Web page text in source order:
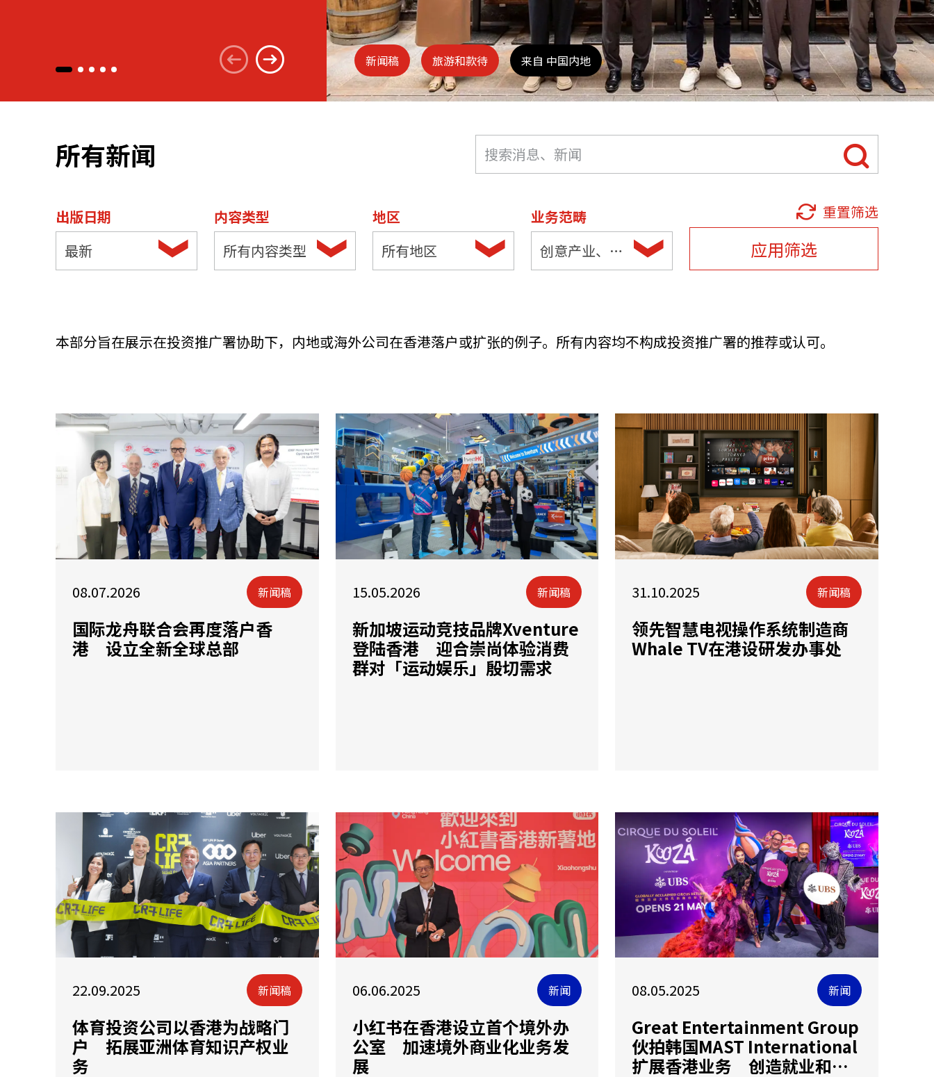
推荐表格 其他语文内容 招聘
关联网站
新闻稿 旅游和款待 来自 中国内地
所有新闻
出版日期
最新
内容类型
所有内容类型
地区
所有地区
业务范畴
创意产业、体育及娱乐
重置筛选
应用筛选
本部分旨在展示在投资推广署协助下，内地或海外公司在香港落户或扩张的例子。所有内容均不构成投资推广署的推荐或认可。
08.07.2026 新闻稿
国际龙舟联合会再度落户香
港 设立全新全球总部
15.05.2026 新闻稿
新加坡运动竞技品牌Xventure
登陆香港 迎合崇尚体验消费
群对「运动娱乐」殷切需求
31.10.2025 新闻稿
领先智慧电视操作系统制造商
Whale TV在港设研发办事处
22.09.2025 新闻稿
体育投资公司以香港为战略门
户 拓展亚洲体育知识产权业
务
06.06.2025 新闻
小红书在香港设立首个境外办
公室 加速境外商业化业务发
展
08.05.2025 新闻
Great Entertainment Group
伙拍韩国MAST International
扩展香港业务 创造就业和促